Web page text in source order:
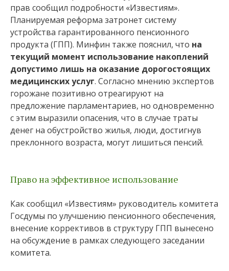
прав сообщил подробности «Известиям».
Планируемая реформа затронет систему
устройства гарантированного пенсионного
продукта (ГПП). Минфин также пояснил, что на
текущий момент использование накоплений
допустимо лишь на оказание дорогостоящих
медицинских услуг. Согласно мнению экспертов
горожане позитивно отреагируют на
предложение парламентариев, но одновременно
с этим выразили опасения, что в случае траты
денег на обустройство жилья, люди, достигнув
преклонного возраста, могут лишиться пенсий.
Право на эффективное использование
Как сообщил «Известиям» руководитель комитета
Госдумы по улучшению пенсионного обеспечения,
внесение коррективов в структуру ГПП вынесено
на обсуждение в рамках следующего заседании
комитета.